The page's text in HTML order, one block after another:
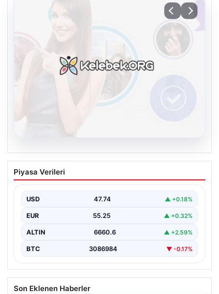
08.08.2026
Kelebek chat adresi İle Çevrim içi
İletişimin Güvenli Adresi Ve Sohbet
Sanal çağında bireylerin seviyeli bir tarzda bağlantı
Piyasa Verileri
USD 47.74 ▲ +0.18%
EUR 55.25 ▲ +0.32%
ALTIN 6660.6 ▲ +2.59%
BTC 3086984 ▼ -0.17%
Son Eklenen Haberler